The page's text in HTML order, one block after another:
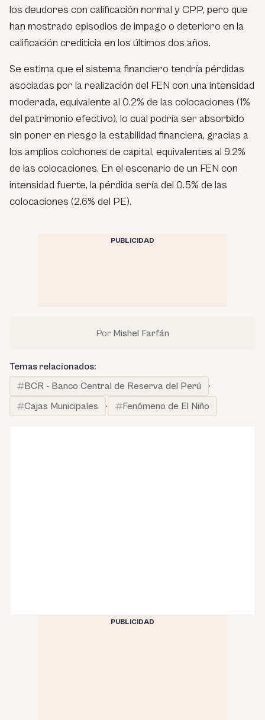
los deudores con calificación normal y CPP, pero que
han mostrado episodios de impago o deterioro en la
calificación crediticia en los últimos dos años.
Se estima que el sistema financiero tendría pérdidas
asociadas por la realización del FEN con una intensidad
moderada, equivalente al 0.2% de las colocaciones (1%
del patrimonio efectivo), lo cual podría ser absorbido
sin poner en riesgo la estabilidad financiera, gracias a
los amplios colchones de capital, equivalentes al 9.2%
de las colocaciones. En el escenario de un FEN con
intensidad fuerte, la pérdida sería del 0.5% de las
colocaciones (2.6% del PE).
PUBLICIDAD
Por Mishel Farfán
Temas relacionados:
BCR - Banco Central de Reserva del Perú
·
Cajas Municipales
· Fenómeno de El Niño
PUBLICIDAD